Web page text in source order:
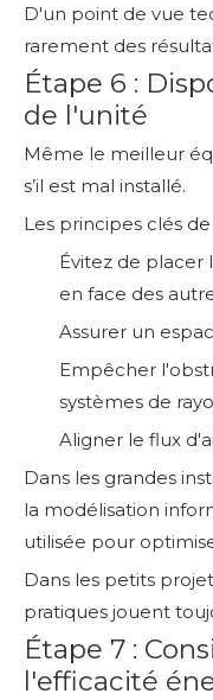
D'un point de vue
rarement des
Étape 6 :
de l'unité
Même le meilleur
s’il est mal installé.
Les principes clés
Évitez de placer
en face des
Assurer un
Empêcher
systèmes de
Aligner le flux
Dans les grandes
la modélisation
utilisée pour
Dans les petits
pratiques jouent
Étape 7 :
l'efficacité